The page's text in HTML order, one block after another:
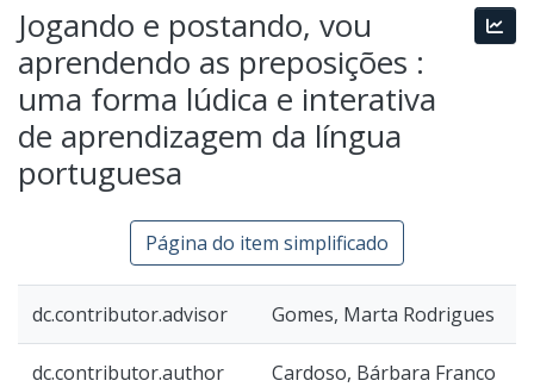
ESTATÍSTICAS
SOBRE
Jogando e postando, vou
aprendendo as preposições :
uma forma lúdica e interativa
de aprendizagem da língua
portuguesa
Página do item simplificado
dc.contributor.advisor Gomes, Marta Rodrigues
dc.contributor.author Cardoso, Bárbara Franco